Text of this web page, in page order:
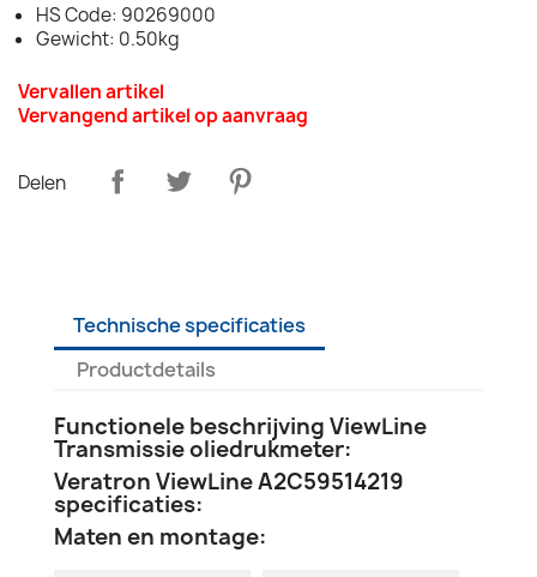
HS Code: 90269000
Gewicht: 0.50kg
Vervallen artikel
Vervangend artikel op aanvraag
Delen
Technische specificaties
Productdetails
Functionele beschrijving ViewLine
Transmissie oliedrukmeter:
Veratron ViewLine A2C59514219
specificaties:
Maten en montage: